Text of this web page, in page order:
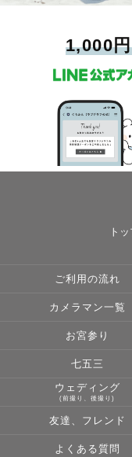
⌜ こんなポーズで撮って
などございましたらお聞
⌜ 具体的なイメージはな
⌜ 写真を撮られることに慣
という方もご安心くださ
こちらから写真のイメー
当日の撮影がさらに楽し
当日はたくさんお話をし
これまで、ウェディング
人見知りな子も元気いっ
がら撮影いたします:))
撮影に使える小道具をた
メッセージボード、バル
1,000
ト
ご利用の流れ
カメラマン一覧
お宮参り
七五三
ウェディング
(前撮り、後撮り)
友達、フレンド
よくある質問